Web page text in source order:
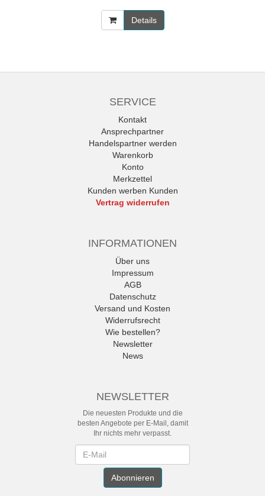
Details
SERVICE
Kontakt
Ansprechpartner
Handelspartner werden
Warenkorb
Konto
Merkzettel
Kunden werben Kunden
Vertrag widerrufen
INFORMATIONEN
Über uns
Impressum
AGB
Datenschutz
Versand und Kosten
Widerrufsrecht
Wie bestellen?
Newsletter
News
NEWSLETTER
Die neuesten Produkte und die
besten Angebote per E-Mail, damit
Ihr nichts mehr verpasst.
Abonnieren